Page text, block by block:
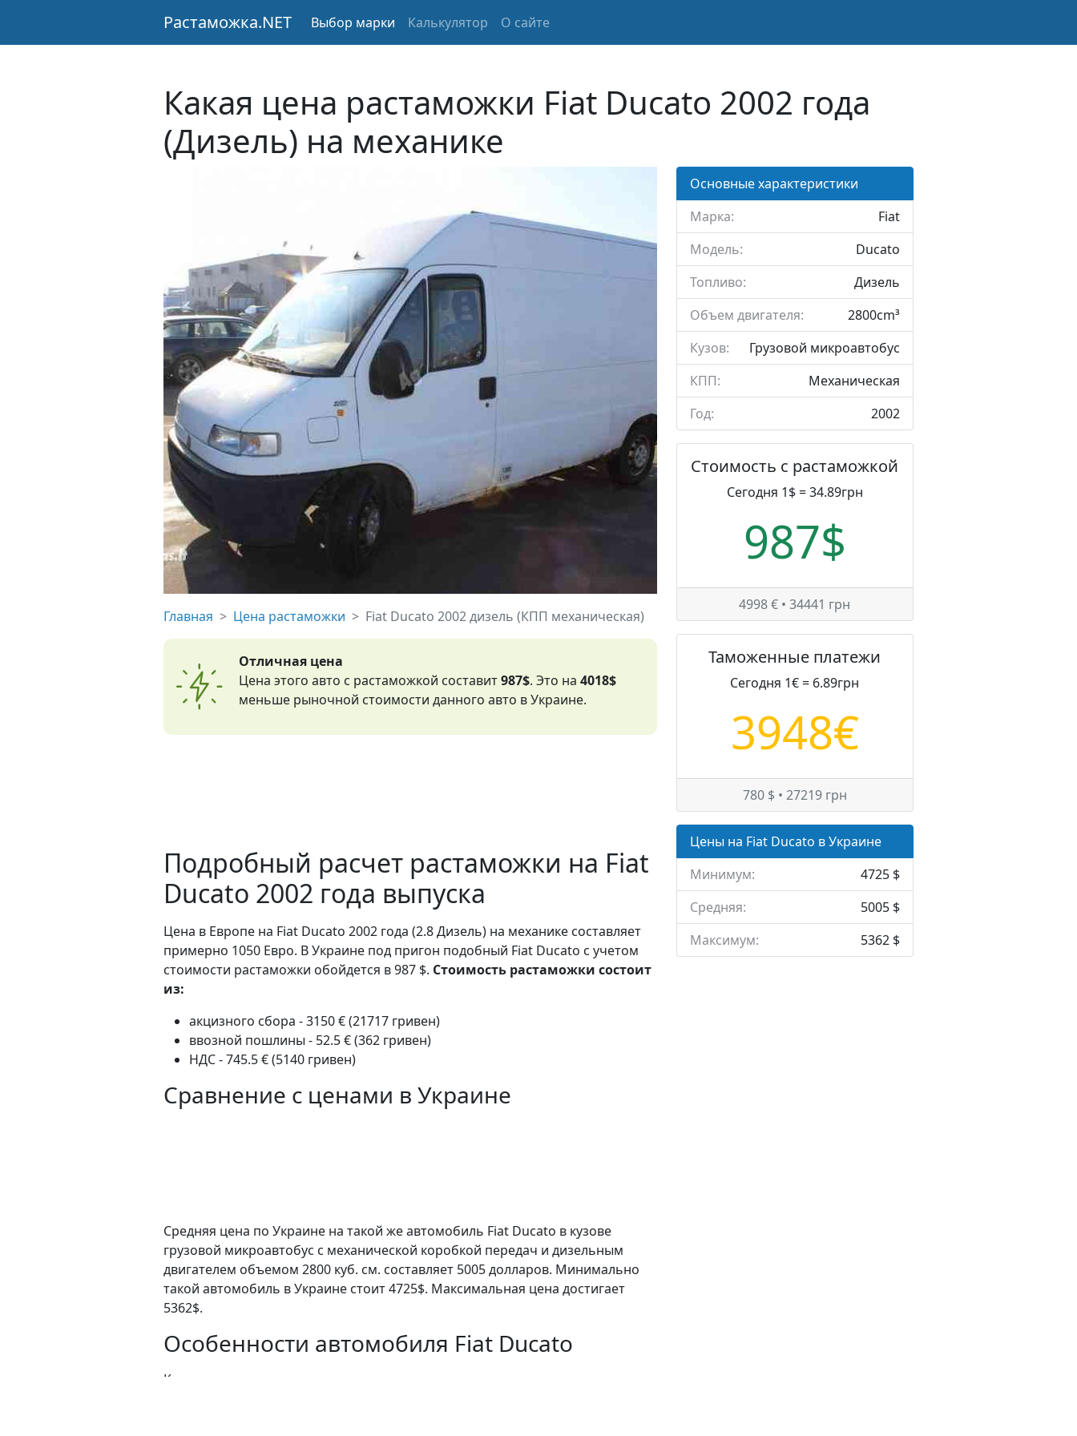
Растаможка.NET Выбор марки Калькулятор О сайте
Какая цена растаможки Fiat Ducato 2002 года
(Дизель) на механике
Главная Цена растаможки Fiat Ducato 2002 дизель (КПП механическая)
Отличная цена
Цена этого авто с растаможкой составит987$. Это на4018$
меньше рыночной стоимости данного авто в Украине.
Подробный расчет растаможки на Fiat
Ducato 2002 года выпуска
Цена в Европе на Fiat Ducato 2002 года (2.8 Дизель) на механике составляет
примерно 1050 Евро. В Украине под пригон подобный Fiat Ducato с учетом
стоимости растаможки обойдется в 987 $. Стоимость растаможки состоит
из:
акцизного сбора - 3150 € (21717 гривен)
ввозной пошлины - 52.5 € (362 гривен)
НДС - 745.5 € (5140 гривен)
Сравнение с ценами в Украине
Средняя цена по Украине на такой же автомобиль Fiat Ducato в кузове
грузовой микроавтобус c механической коробкой передач и дизельным
двигателем объемом 2800 куб. см. составляет 5005 долларов. Минимально
такой автомобиль в Украине стоит 4725$. Максимальная цена достигает
5362$.
Особенности автомобиля Fiat Ducato
К преимуществам данного авто можно отнести наличие следующих
Основные характеристики
Марка:
Fiat
Модель:
Ducato
Топливо:
Дизель
Объем двигателя:
2800cm³
Кузов:
Грузовой микроавтобус
КПП:
Механическая
Год:
2002
Стоимость с растаможкой
Сегодня 1$ = 34.89грн
987$
4998 € • 34441 грн
Таможенные платежи
Сегодня 1€ = 6.89грн
3948€
780 $ • 27219 грн
Цены на Fiat Ducato в Украине
Минимум:
4725 $
Средняя:
5005 $
Максимум:
5362 $